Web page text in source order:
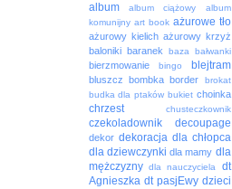
album album ciążowy
album
komunijny art book ażurowe tło
ażurowy kielich ażurowy krzyż
baloniki
baranek baza bałwanki
bierzmowanie bingo blejtram
bluszcz bombka border
brokat
budka dla ptaków bukiet choinka
chrzest chusteczkownik
czekoladownik decoupage
dekor dekoracja dla chłopca
dla dziewczynki dla mamy dla
mężczyzny dla nauczyciela
dt
Agnieszka dt pasjEwy dzieci